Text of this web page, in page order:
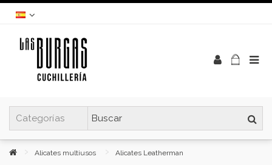
Alicates multiusos Alicates Leatherman